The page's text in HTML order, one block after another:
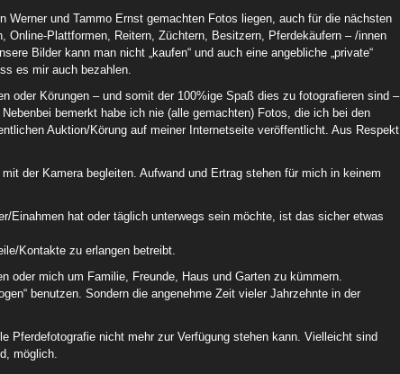
und Tammo Ernst gemachten Fotos liegen, auch für die nächsten
Online-Plattformen, Reitern, Züchtern, Besitzern, Pferdekäufern – /innen
Bilder kann man nicht „kaufen“ und auch eine angebliche „private“
es mir auch bezahlen.
oder Körungen – und somit der 100%ige Spaß dies zu fotografieren sind –
bemerkt habe ich nie (alle gemachten) Fotos, die ich bei den
Auktion/Körung auf meiner Internetseite veröffentlicht. Aus Respekt
der Kamera begleiten. Aufwand und Ertrag stehen für mich in keinem
Einahmen hat oder täglich unterwegs sein möchte, ist das sicher etwas
Kontakte zu erlangen betreibt.
oder mich um Familie, Freunde, Haus und Garten zu kümmern.
benutzen. Sondern die angenehme Zeit vieler Jahrzehnte in der
Pferdefotografie nicht mehr zur Verfügung stehen kann. Vielleicht sind
möglich.